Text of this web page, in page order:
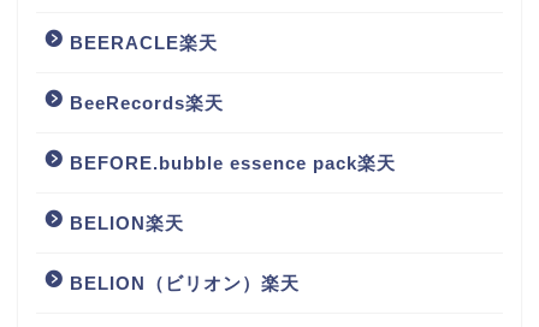
BEERACLE楽天
BeeRecords楽天
BEFORE.bubble essence pack楽天
BELION楽天
BELION（ビリオン）楽天